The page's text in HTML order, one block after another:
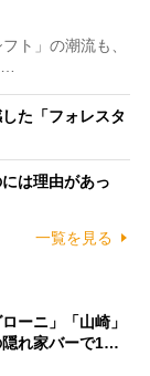
ト」の潮流も、
…
た「フォレスタ
は理由があっ
一覧を見る
ーニ」「山崎」
隠れ家バーで1…